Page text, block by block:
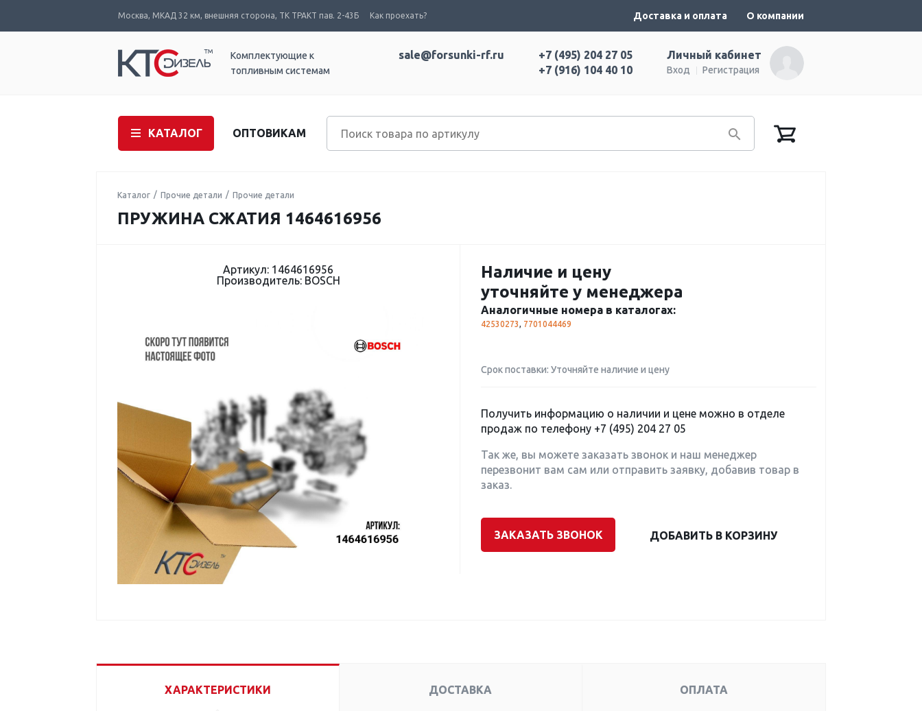
Москва, МКАД 32 км, внешняя сторона, ТК ТРАКТ пав. 2-43Б Как проехать? Доставка и оплата О компании
Комплектующие к
топливным системам
Личный кабинет
Вход Регистрация
+7 (495) 204 27 05
+7 (916) 104 40 10
sale@forsunki-rf.ru
КАТАЛОГ ОПТОВИКАМ
Каталог Прочие детали Прочие детали
ПРУЖИНА СЖАТИЯ 1464616956
Артикул: 1464616956
Производитель: BOSCH
Наличие и цену
уточняйте у менеджера
Аналогичные номера в каталогах:
42530273, 7701044469
Срок поставки: Уточняйте наличие и цену
Получить информацию о наличии и цене можно в отделе
продаж по телефону +7 (495) 204 27 05
Так же, вы можете заказать звонок и наш менеджер
перезвонит вам сам или отправить заявку, добавив товар в
заказ.
ЗАКАЗАТЬ ЗВОНОК ДОБАВИТЬ В КОРЗИНУ
ХАРАКТЕРИСТИКИ ДОСТАВКА ОПЛАТА